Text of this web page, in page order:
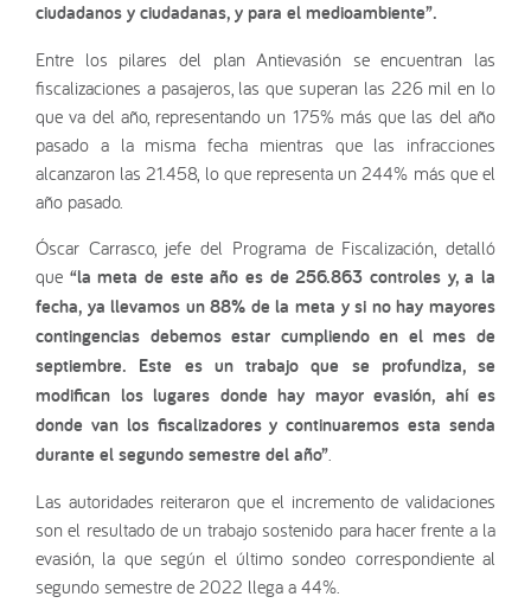
ciudadanos y ciudadanas, y para el medioambiente”.
Entre los pilares del plan Antievasión se encuentran las
fiscalizaciones a pasajeros, las que superan las 226 mil en lo
que va del año, representando un 175% más que las del año
pasado a la misma fecha mientras que las infracciones
alcanzaron las 21.458, lo que representa un 244% más que el
año pasado.
Óscar Carrasco, jefe del Programa de Fiscalización, detalló
que “la meta de este año es de 256.863 controles y, a la
fecha, ya llevamos un 88% de la meta y si no hay mayores
contingencias debemos estar cumpliendo en el mes de
septiembre. Este es un trabajo que se profundiza, se
modifican los lugares donde hay mayor evasión, ahí es
donde van los fiscalizadores y continuaremos esta senda
durante el segundo semestre del año”
Las autoridades reiteraron que el incremento de validaciones
son el resultado de un trabajo sostenido para hacer frente a la
evasión, la que según el último sondeo correspondiente al
segundo semestre de 2022 llega a 44%.